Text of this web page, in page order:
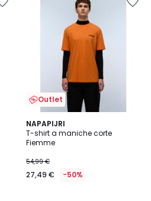
Outlet
NAPAPIJRI
T-shirt a maniche corte
Fiemme
54,99 €
27,49 € -50%